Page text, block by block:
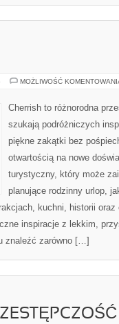
MOŻLIWOŚĆ
Cherrish to różnorodna
szukają podróżniczych
piękne zakątki bez
otwartością na nowe
turystyczny, który może
planujące rodzinny urlop,
kuchni, historii
inspiracje z lekkim,
znaleźć zarówno […]